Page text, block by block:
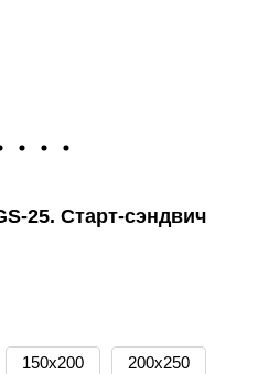
25. Старт-сэндвич
150х200 200х250